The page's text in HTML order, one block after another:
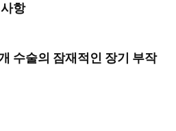
항
수술의 잠재적인 장기 부작